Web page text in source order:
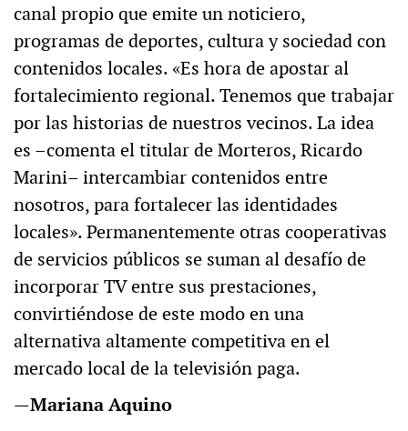
canal propio que emite un noticiero,
programas de deportes, cultura y sociedad con
contenidos locales. «Es hora de apostar al
fortalecimiento regional. Tenemos que trabajar
por las historias de nuestros vecinos. La idea
es –comenta el titular de Morteros, Ricardo
Marini– intercambiar contenidos entre
nosotros, para fortalecer las identidades
locales». Permanentemente otras cooperativas
de servicios públicos se suman al desafío de
incorporar TV entre sus prestaciones,
convirtiéndose de este modo en una
alternativa altamente competitiva en el
mercado local de la televisión paga.
—Mariana Aquino